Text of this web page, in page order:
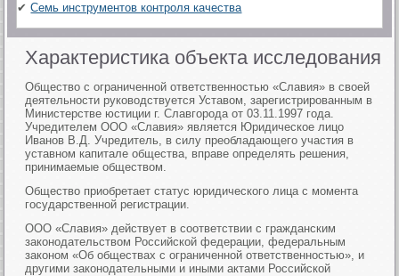
✔Семь инструментов контроля качества
Характеристика объекта исследования
Общество с ограниченной ответственностью «Славия» в своей
деятельности руководствуется Уставом, зарегистрированным в
Министерстве юстиции г. Славгорода от 03.11.1997 года.
Учредителем ООО «Славия» является Юридическое лицо
Иванов В.Д. Учредитель, в силу преобладающего участия в
уставном капитале общества, вправе определять решения,
принимаемые обществом.
Общество приобретает статус юридического лица с момента
государственной регистрации.
ООО «Славия» действует в соответствии с гражданским
законодательством Российской федерации, федеральным
законом «Об обществах с ограниченной ответственностью», и
другими законодательными и иными актами Российской